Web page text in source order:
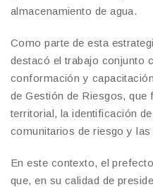
almacenamiento de agua.
Como parte de esta
destacó el trabajo conjunto
conformación y
de Gestión de Riesgos, que
territorial, la identificación
comunitarios de riesgo y
En este contexto, el
que, en su calidad de